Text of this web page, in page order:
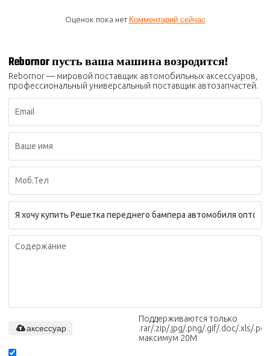
Оценок пока нет Комментарий сейчас
Rebornor пусть ваша машина возродится!
Rebornor — мировой поставщик автомобильных аксессуаров,
профессиональный универсальный поставщик автозапчастей.
Поддерживаются только
.rar/.zip/.jpg/.png/.gif/.doc/.xls/.pdf,
максимум 20M
аксессуар